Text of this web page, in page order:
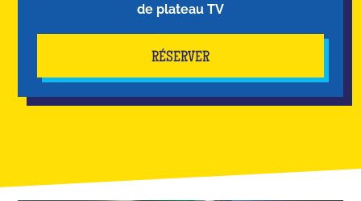
de plateau TV
RÉSERVER